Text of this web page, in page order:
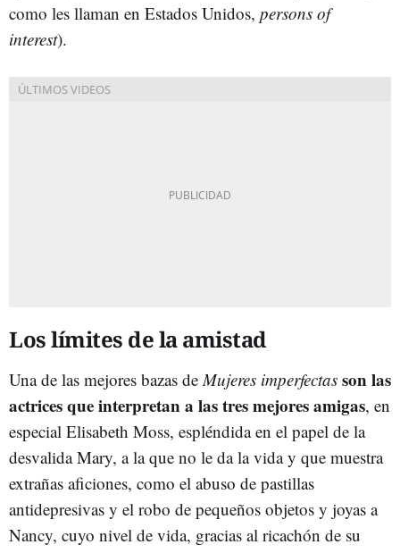
como les llaman en Estados Unidos, persons of
interest).
Los límites de la amistad
Una de las mejores bazas de Mujeres imperfectas son las
actrices que interpretan a las tres mejores amigas, en
especial Elisabeth Moss, espléndida en el papel de la
desvalida Mary, a la que no le da la vida y que muestra
extrañas aficiones, como el abuso de pastillas
antidepresivas y el robo de pequeños objetos y joyas a
Nancy, cuyo nivel de vida, gracias al ricachón de su